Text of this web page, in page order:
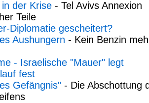
der Krise - Tel Avivs Annexion
Teile
Diplomatie gescheitert?
Aushungern - Kein Benzin
- Israelische "Mauer" legt
fest
Gefängnis" - Die Abschottung